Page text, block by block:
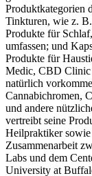
Produktkategorien
Tinkturen, wie z.
Produkte für
umfassen; und
Produkte für
Medic, CBD Clinic
natürlich
Cannabichromen,
und andere
vertreibt seine
Heilpraktiker sowie
Zusammenarbeit
Labs und dem
University at